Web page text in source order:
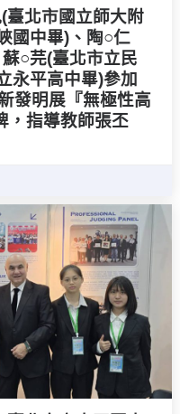
臺北市國立師大附
國中畢)、陶○仁
○芫(臺北市立民
永平高中畢)參加
發明展『無極性高
，指導教師張丕